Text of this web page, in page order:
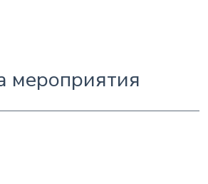
мероприятия